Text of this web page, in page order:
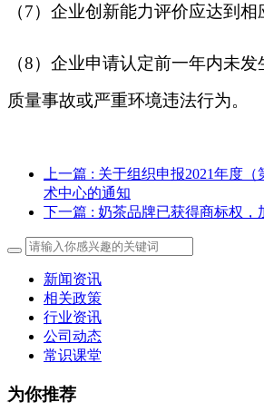
（7）企业创新能力评价应达到相
（8）企业申请认定前一年内未
质量事故或严重环境违法行为。
上一篇 : 关于组织申报2021年度
术中心的通知
下一篇 : 奶茶品牌已获得商标权，
新闻资讯
相关政策
行业资讯
公司动态
常识课堂
为你推荐